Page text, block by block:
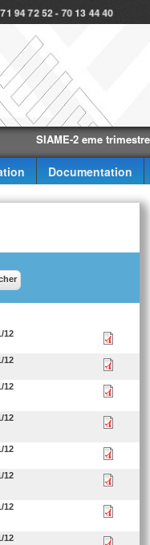
94 72 52 - 70 13 44 40
SIAME-2 eme trimestre-2026
Documentation
12
12
12
12
12
12
12
12